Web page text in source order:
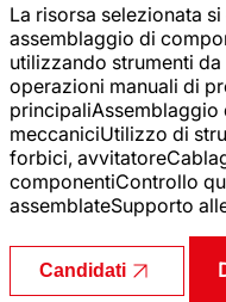
La risorsa selezionata
assemblaggio di
utilizzando strumenti
operazioni manuali di
meccaniciUtilizzo di
forbici,
componentiControllo
assemblateSupporto
Candidati